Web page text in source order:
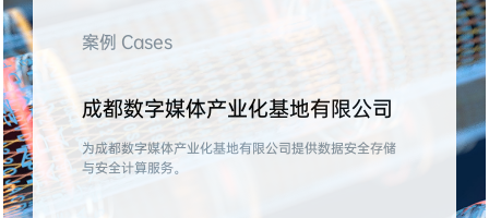
案例 Cases
成都数字媒体产业化基地有限公司
为成都数字媒体产业化基地有限公司提供数据安全存储
与安全计算服务。